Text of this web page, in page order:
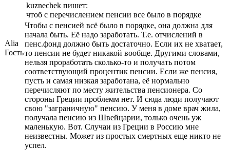
Alia
Гость
kuznechek пишет:
чтоб с перечислением пенсии все было в порядке
Чтобы с пенсией всё было в порядке, она должна для
начала быть. Её надо заработать. Т.е. отчислений в
пенс.фонд должно быть достаточно. Если их не хватает,
то пенсии не будет никакой вообще. Другими словами,
нельзя проработать сколько-то и получать потом
соответствующий процентик пенсии. Если же пенсия,
пусть и самая низкая заработана, её нормально
перечисляют по месту жительства пенсионера. Со
стороны Греции проблемм нет. И сюда люди получают
свою "заграничную" пенсию. У меня в доме врач жила,
получала пенсию из Швейцарии, только очень уж
маленькую. Вот. Случаи из Греции в Россию мне
неизвестны. Может из простых смертных еще никто не
успел.